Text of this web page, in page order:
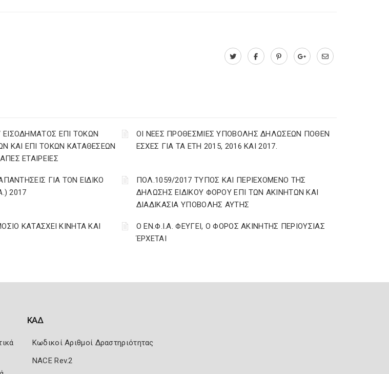
ΕΠΙ ΤΟΚΩΝ
ΚΑΙ ΕΠΙ ΤΟΚΩΝ ΚΑΤΑΘΕΣΕΩΝ
ΕΤΑΙΡΕΙΕΣ
ΟΙ ΝΕΕΣ ΠΡΟΘΕΣΜΙΕΣ ΥΠΟΒΟΛΗΣ ΔΗΛΩΣΕΩΝ ΠΟΘΕΝ
ΕΣΧΕΣ ΓΙΑ ΤΑ ΕΤΗ 2015, 2016 ΚΑΙ 2017.
ΓΙΑ ΤΟΝ ΕΙΔΙΚΟ
2017
ΠΟΛ.1059/2017 ΤΥΠΟΣ ΚΑΙ ΠΕΡΙΕΧΟΜΕΝΟ ΤΗΣ
ΔΗΛΩΣΗΣ ΕΙΔΙΚΟΥ ΦΟΡΟΥ ΕΠΙ ΤΩΝ ΑΚΙΝΗΤΩΝ ΚΑΙ
ΔΙΑΔΙΚΑΣΙΑ ΥΠΟΒΟΛΗΣ ΑΥΤΗΣ
ΚΑΤΑΣΧΕΙ ΚΙΝΗΤΑ ΚΑΙ
Ο ΕΝ.Φ.Ι.Α. ΦΕΥΓΕΙ, Ο ΦΟΡΟΣ ΑΚΙΝΗΤΗΣ ΠΕΡΙΟΥΣΙΑΣ
ΈΡΧΕΤΑΙ
ΚΑΔ
Κωδικοί Αριθμοί Δραστηριότητας
NACE Rev.2